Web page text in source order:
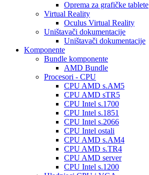
Oprema za grafičke tablete
Virtual Reality
Oculus Virtual Reality
Uništavači dokumentacije
Uništavači dokumentacije
Komponente
Bundle komponente
AMD Bundle
Procesori - CPU
CPU AMD s.AM5
CPU AMD sTR5
CPU Intel s.1700
CPU Intel s.1851
CPU Intel s.2066
CPU Intel ostali
CPU AMD s.AM4
CPU AMD s.TR4
CPU AMD server
CPU Intel s.1200